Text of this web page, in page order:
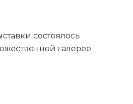
состоялось
галерее